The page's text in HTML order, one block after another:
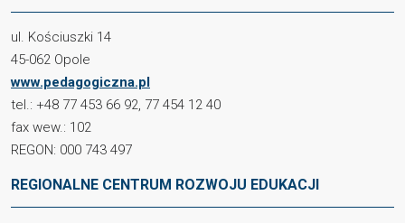
ul. Kościuszki 14
45-062 Opole
www.pedagogiczna.pl
tel.: +48 77 453 66 92, 77 454 12 40
fax wew.: 102
REGON: 000 743 497
REGIONALNE CENTRUM ROZWOJU EDUKACJI